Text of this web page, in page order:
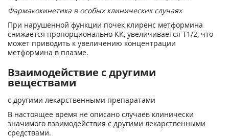
Фармакокинетика в особых клинических случаях
При нарушенной функции почек клиренс метформина
снижается пропорционально КК, увеличивается T1/2, что
может приводить к увеличению концентрации
метформина в плазме.
Взаимодействие с другими
веществами
с другими лекарственными препаратами
В настоящее время не описано случаев клинически
значимого взаимодействия с другими лекарственными
средствами.